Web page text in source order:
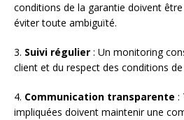
conditions de la garantie doivent
éviter toute ambiguïté.
3. Suivi régulier : Un monitoring
client et du respect des conditions
4. Communication transparente :
impliquées doivent maintenir une